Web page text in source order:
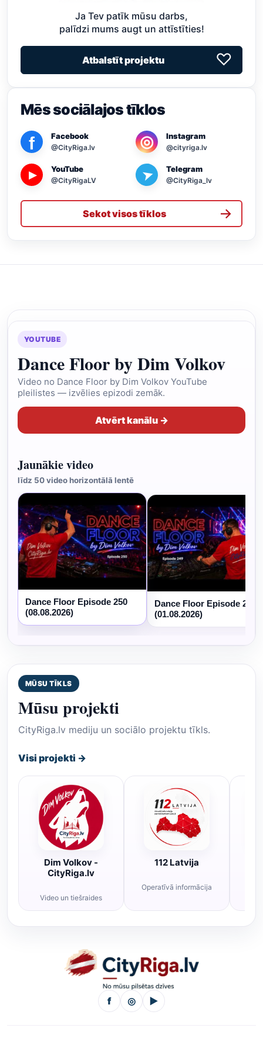
Ja Tev patīk mūsu darbs,
palīdzi mums augt un attīstīties!
Atbalstīt projektu ♡
Mēs sociālajos tīklos
f Facebook
@CityRiga.lv ◎ Instagram
@cityriga.lv
▶
YouTube
@CityRigaLV ➤ Telegram
@CityRiga_lv
Sekot visos tīklos →
YOUTUBE
Dance Floor by Dim Volkov
Video no Dance Floor by Dim Volkov YouTube
pleilistes — izvēlies epizodi zemāk.
Atvērt kanālu →
Jaunākie video
līdz 50 video horizontālā lentē
Dance Floor Episode 250
(08.08.2026)
Dance Floor Episode 249
(01.08.2026)
MŪSU TĪKLS
Mūsu projekti
CityRiga.lv mediju un sociālo projektu tīkls.
Visi projekti →
Dim Volkov -
CityRiga.lv
Video un tiešraides
112 Latvija
Operatīvā informācija
f ◎ ▶